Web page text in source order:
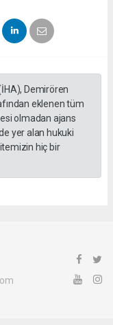
Demirören
eklenen tüm
olmadan ajans
yer alan hukuki
hiç bir